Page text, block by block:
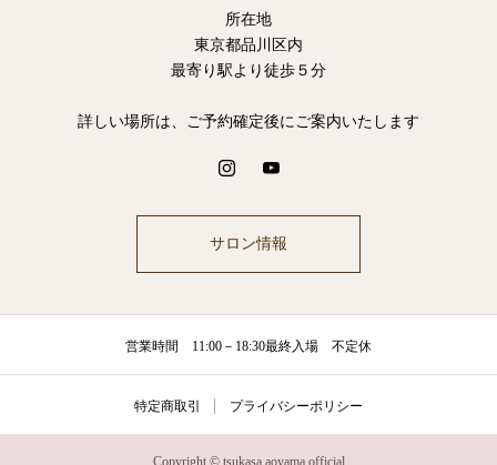
所在地
東京都品川区内
最寄り駅より徒歩５分
詳しい場所は、ご予約確定後にご案内いたします
サロン情報
営業時間 11:00－18:30最終入場 不定休
特定商取引 プライバシーポリシー
Copyright © tsukasa aoyama official